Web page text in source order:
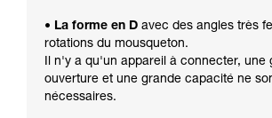
• La forme en D avec des angles très
rotations du mousqueton.
Il n'y a qu'un appareil à connecter, une
ouverture et une grande capacité ne
nécessaires.